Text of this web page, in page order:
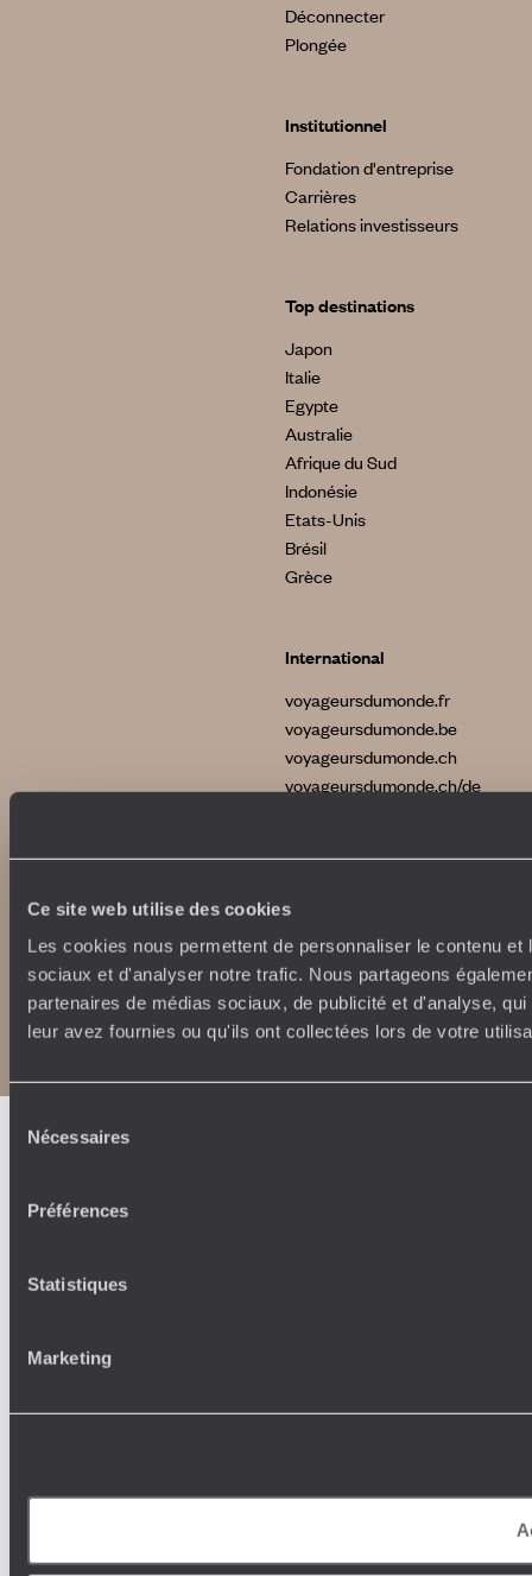
Ce site web utilise des cookies
Les cookies nous permettent de personnaliser le contenu
sociaux et d'analyser notre trafic. Nous partageons
partenaires de médias sociaux, de publicité et d'analyse,
leur avez fournies ou qu'ils ont collectées lors de votre
Nécessaires
Préférences
Statistiques
Marketing
Déconnecter
Plongée
Institutionnel
Fondation d'entreprise
Carrières
Relations investisseurs
Top destinations
Japon
Italie
Egypte
Australie
Afrique du Sud
Indonésie
Etats-Unis
Brésil
Grèce
International
voyageursdumonde.fr
voyageursdumonde.be
voyageursdumonde.ch
voyageursdumonde.ch/de
CopyrightsPlan du site
Politique de confidentialité et de Cookies
Notice légale et CGU